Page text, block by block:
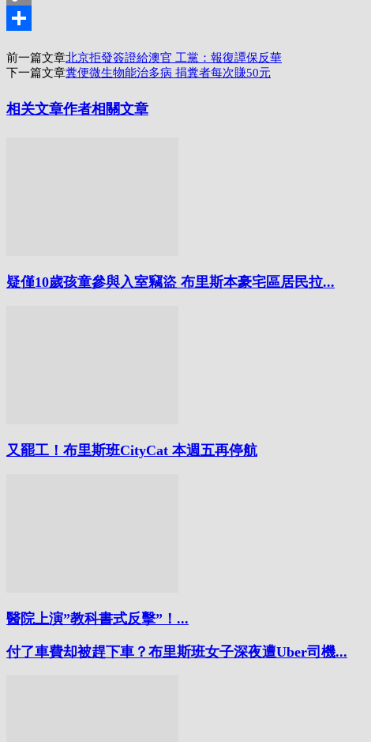
Copy
享
前一篇文章北京拒發簽證給澳官 工黨：報復譚保反華
下一篇文章糞便微生物能治多病 捐糞者每次賺50元
相关文章作者相關文章
疑僅10歲孩童參與入室竊盜 布里斯本豪宅區居民拉...
又罷工！布里斯班CityCat 本週五再停航
醫院上演”教科書式反擊”！...
付了車費却被趕下車？布里斯班女子深夜遭Uber司機...